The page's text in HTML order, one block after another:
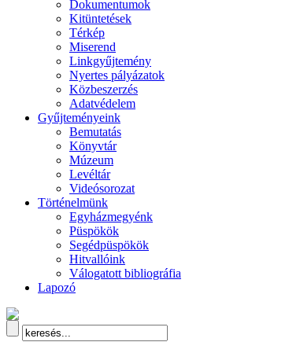
Dokumentumok
Kitüntetések
Térkép
Miserend
Linkgyűjtemény
Nyertes pályázatok
Közbeszerzés
Adatvédelem
Gyűjteményeink
Bemutatás
Könyvtár
Múzeum
Levéltár
Videósorozat
Történelmünk
Egyházmegyénk
Püspökök
Segédpüspökök
Hitvallóink
Válogatott bibliográfia
Lapozó